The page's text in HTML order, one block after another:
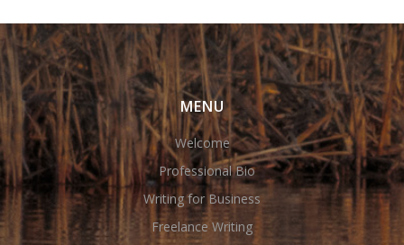
MENU
Welcome
Professional Bio
Writing for Business
Freelance Writing